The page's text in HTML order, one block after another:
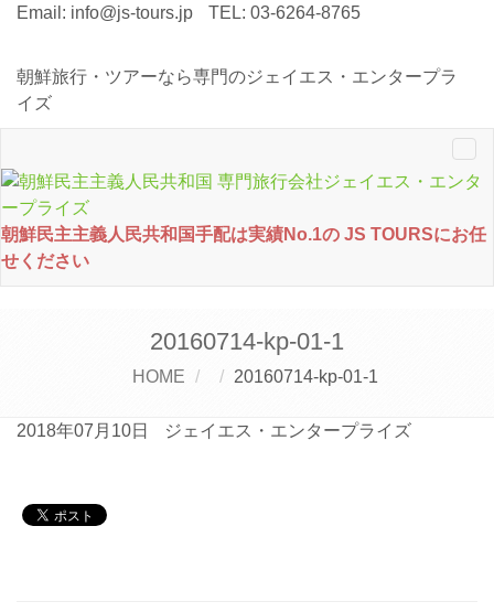
Email: info@js-tours.jp TEL: 03-6264-8765
朝鮮旅行・ツアーなら専門のジェイエス・エンタープラ
イズ
朝鮮民主主義人民共和国手配は実績No.1の JS TOURSにお任
せください
20160714-kp-01-1
HOME 20160714-kp-01-1
2018年07月10日 ジェイエス・エンタープライズ